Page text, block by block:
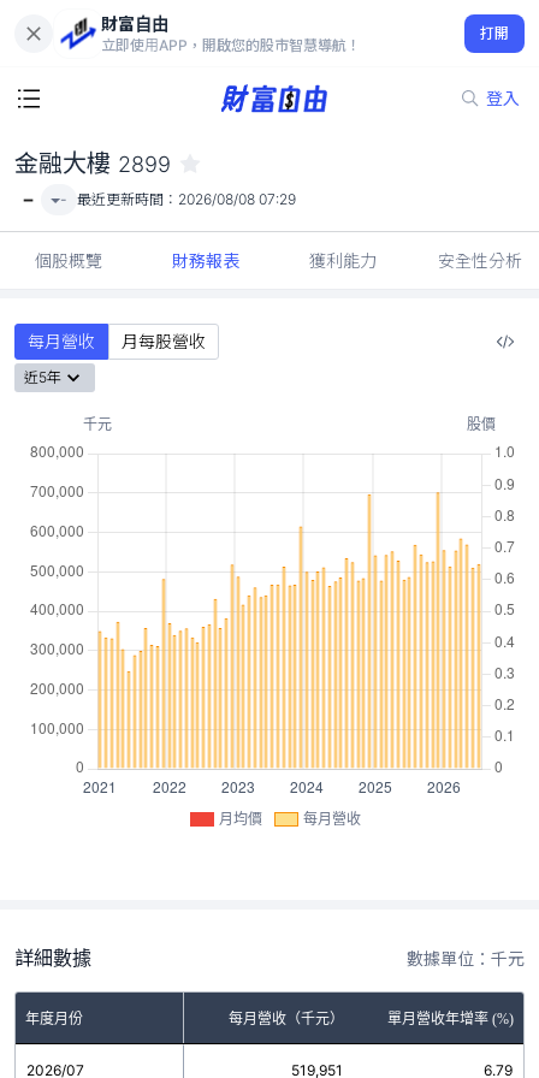
財富自由
立即使用APP，開啟您的股市智慧導航！
打開
登入
-
金融大樓 2899
- - 最近更新時間： 2026/08/08 07:29
個股概覽 財務報表 獲利能力 安全性分析
每月營收 月每股營收
近5年
月均價 每月營收
詳細數據 數據單位：千元
年度月份 每月營收（千元） 單月營收年增率 (%)
2026/07 519,951 6.79